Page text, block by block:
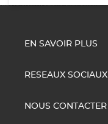
EN SAVOIR PLUS
RESEAUX SOCIAUX
NOUS CONTACTER